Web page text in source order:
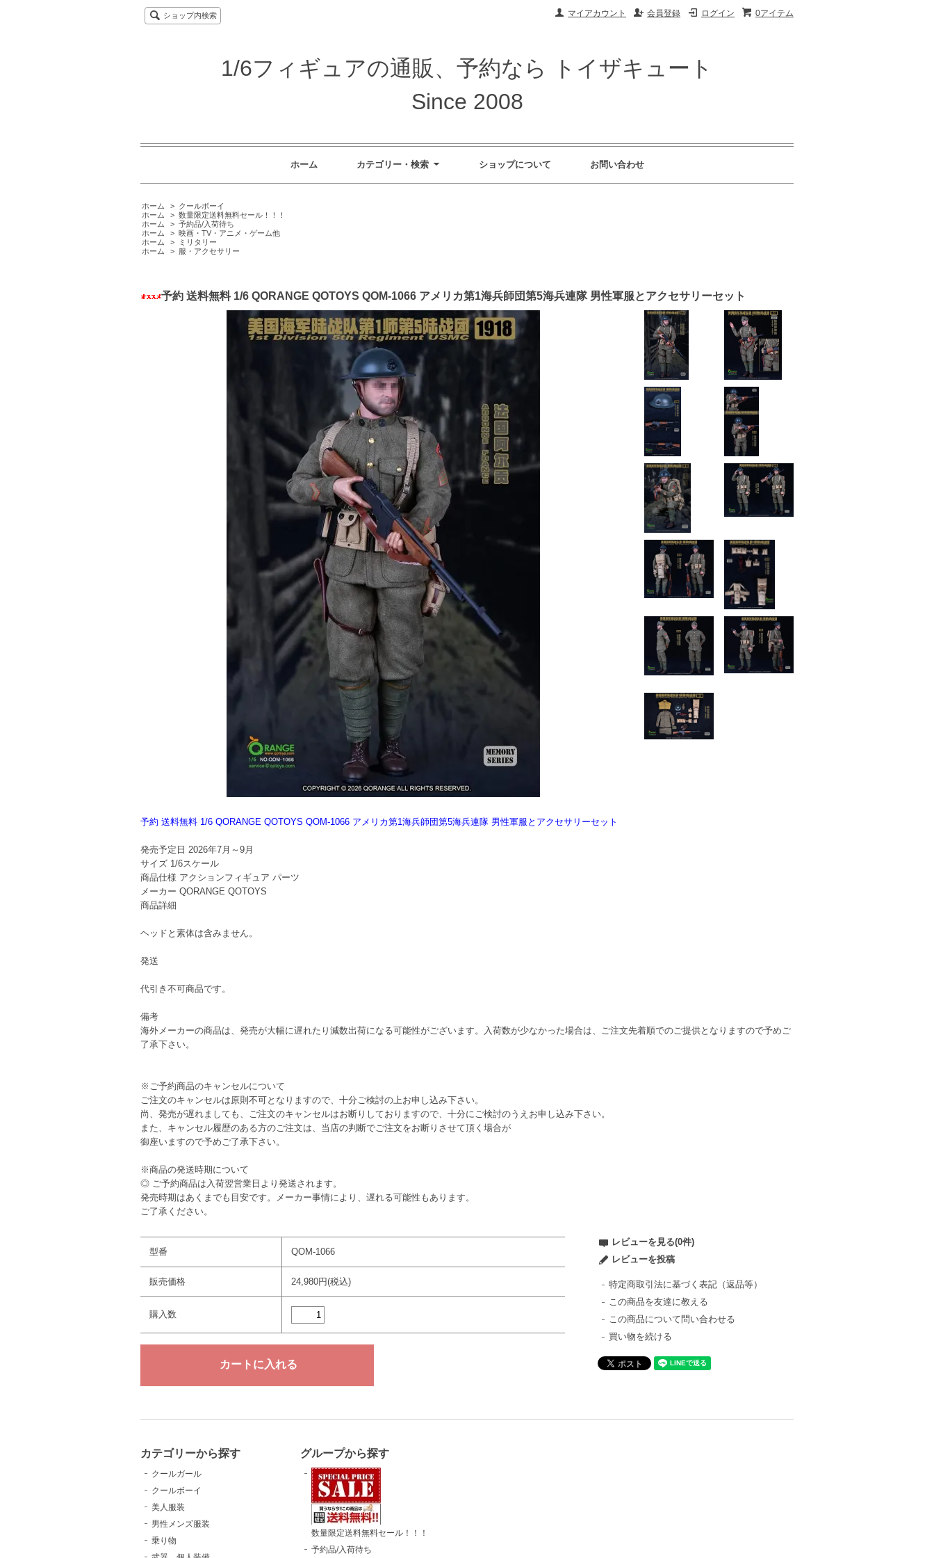
0アイテム
ログイン
会員登録
マイアカウント
ショップ内検索
1/6フィギュアの通販、予約なら トイザキュート
Since 2008
ホーム カテゴリー・検索 ショップについて お問い合わせ
ホーム > クールボーイ
ホーム
> 数量限定送料無料セール！！！
ホーム
> 予約品/入荷待ち
ホーム
> 映画・TV・アニメ・ゲーム他
ホーム
>
ミリタリー
ホーム
> 服・アクセサリー
予約 送料無料 1/6 QORANGE QOTOYS QOM-1066 アメリカ第1海兵師団第5海兵連隊 男性軍服とアクセサリーセット
予約 送料無料 1/6 QORANGE QOTOYS QOM-1066 アメリカ第1海兵師団第5海兵連隊 男性軍服とアクセサリーセット
発売予定日 2026年7月～9月
サイズ 1/6スケール
商品仕様 アクションフィギュア パーツ
メーカー QORANGE QOTOYS
商品詳細
ヘッドと素体は含みません。
発送
代引き不可商品です。
備考
海外メーカーの商品は、発売が大幅に遅れたり減数出荷になる可能性がございます。入荷数が少なかった場合は、ご注文先着順でのご提供となりますので予めご
了承下さい。
※ご予約商品のキャンセルについて
ご注文のキャンセルは原則不可となりますので、十分ご検討の上お申し込み下さい。
尚、発売が遅れましても、ご注文のキャンセルはお断りしておりますので、十分にご検討のうえお申し込み下さい。
また、キャンセル履歴のある方のご注文は、当店の判断でご注文をお断りさせて頂く場合が
御座いますので予めご了承下さい。
※商品の発送時期について
◎ ご予約商品は入荷翌営業日より発送されます。
発売時期はあくまでも目安です。メーカー事情により、遅れる可能性もあります。
ご了承ください。
型番 QOM-1066
販売価格 24,980円(税込)
購入数
レビューを見る(0件)
レビューを投稿
特定商取引法に基づく表記（返品等）
この商品を友達に教える
この商品について問い合わせる
買い物を続ける
カテゴリーから探す
クールガール
クールボーイ
美人服装
男性メンズ服装
乗り物
グループから探す
数量限定送料無料セール！！！
予約品/入荷待ち